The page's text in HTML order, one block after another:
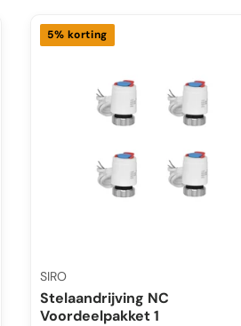
5% korting
SIRO
Stelaandrijving NC
Voordeelpakket 1